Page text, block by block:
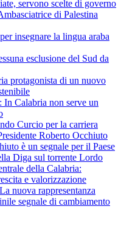
servono scelte di governo
di Palestina
insegnare la lingua araba
esclusione del Sud da
protagonista di un nuovo
Calabria non serve un
Curcio per la carriera
Roberto Occhiuto
è un segnale per il Paese
Diga sul torrente Lordo
della Calabria:
e valorizzazione
nuova rappresentanza
segnale di cambiamento